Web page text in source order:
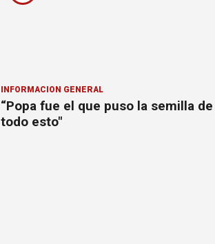
INFORMACION GENERAL
“Popa fue el que puso la semilla de
todo esto"